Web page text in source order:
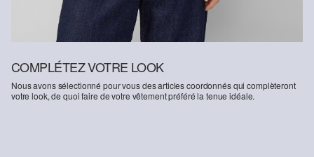
COMPLÉTEZ VOTRE LOOK
Nous avons sélectionné pour vous des articles coordonnés qui complèteront
votre look, de quoi faire de votre vêtement préféré la tenue idéale.